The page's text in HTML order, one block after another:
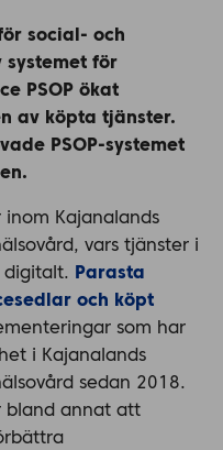
social- och
för
PSOP ökat
av köpta tjänster.
PSOP-systemet
Kajanalands
vars tjänster i
digitalt. Parasta
och köpt
som har
i Kajanalands
sedan 2018.
bland annat att